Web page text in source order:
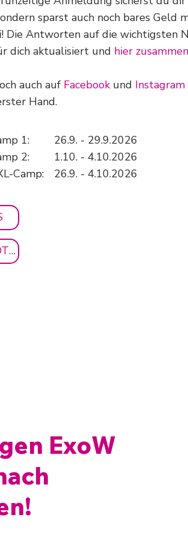
sparst auch noch bares Geld
! Die Antworten auf die wichtigsten
dich aktualisiert und hier
auch auf Facebook und Instagram
Hand.
1:
2:
Camp:
26.9. - 29.9.2026
1.10. - 4.10.2026
26.9. - 4.10.2026
FOTOSHOOTING
ExoW